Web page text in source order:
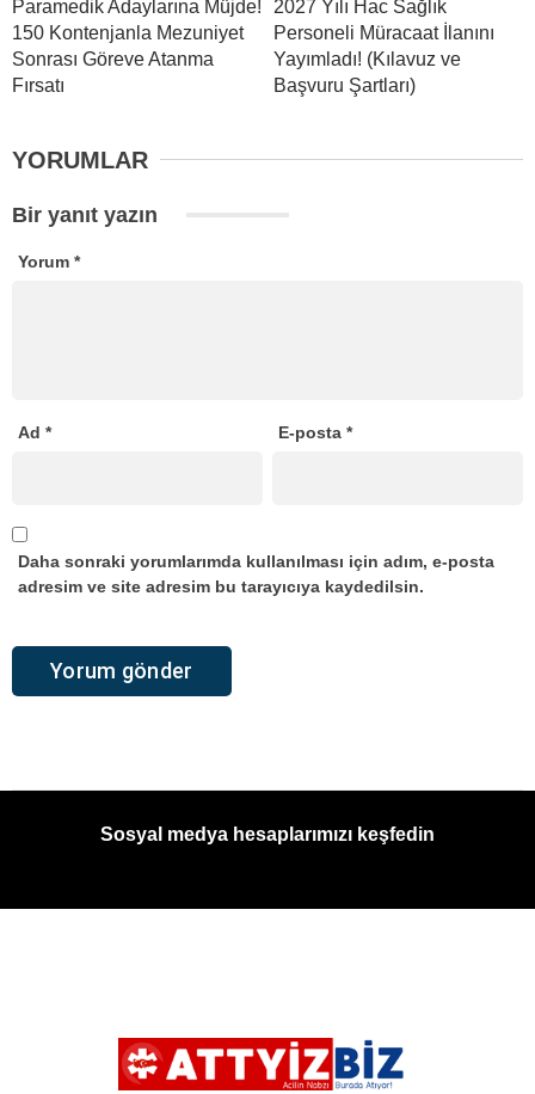
Paramedik Adaylarına Müjde!
150 Kontenjanla Mezuniyet
Sonrası Göreve Atanma
Fırsatı
2027 Yılı Hac Sağlık
Personeli Müracaat İlanını
Yayımladı! (Kılavuz ve
Başvuru Şartları)
YORUMLAR
Bir yanıt yazın
Yorum *
Ad * E-posta*
Daha sonraki yorumlarımda kullanılması için adım, e-posta
adresim ve site adresim bu tarayıcıya kaydedilsin.
Sosyal medya hesaplarımızı keşfedin